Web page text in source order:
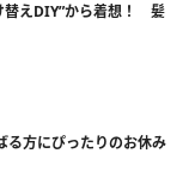
替えDIY”から着想！ 髪
る方にぴったりのお休み